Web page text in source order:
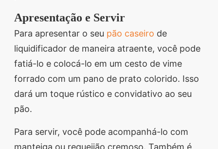
Apresentação e Servir
Para apresentar o seu pão caseiro de
liquidificador de maneira atraente, você pode
fatiá-lo e colocá-lo em um cesto de vime
forrado com um pano de prato colorido. Isso
dará um toque rústico e convidativo ao seu
pão.
Para servir, você pode acompanhá-lo com
manteiga ou requeijão cremoso. Também é